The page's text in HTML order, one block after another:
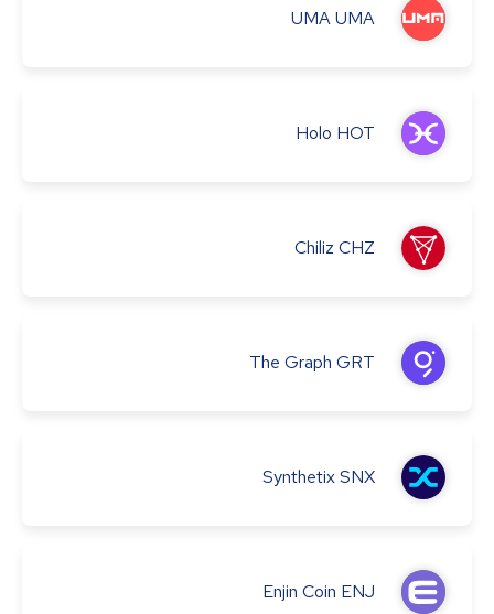
UMAUMA
Holo HOT
Chiliz CHZ
The Graph GRT
SynthetixSNX
Enjin Coin ENJ